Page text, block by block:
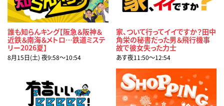
誰も知らんキング【阪急＆阪神＆
近鉄＆南海＆メトロ…鉄道ミステ
リー2026夏】
8月15日(土) 夜9:58〜10:54
家、ついて行ってイイですか？田中
角栄の秘書だった男＆飛行機事
故で彼女失った力士
あす夜11:50〜12:54